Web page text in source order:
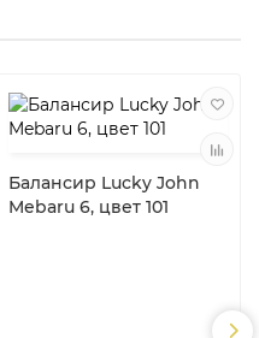
Балансир Lucky John
Mebaru 6, цвет 101